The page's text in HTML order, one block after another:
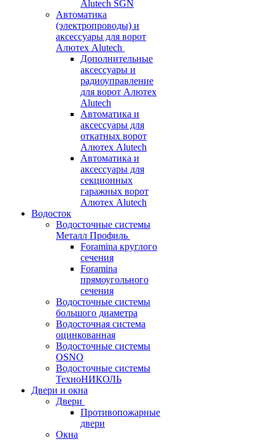
Alutech SGN
Автоматика
(электропроводы) и
аксессуары для ворот
Алютех Alutech
Дополнительные
аксессуары и
радиоуправление
для ворот Алютех
Alutech
Автоматика и
аксессуары для
откатных ворот
Алютех Alutech
Автоматика и
аксессуары для
секционных
гаражных ворот
Алютех Alutech
Водосток
Водосточные системы
Металл Профиль
Foramina круглого
сечения
Foramina
прямоугольного
сечения
Водосточные системы
большого диаметра
Водосточная система
оцинкованная
Водосточные системы
OSNO
Водосточные системы
ТехноНИКОЛЬ
Двери и окна
Двери
Противопожарные
двери
Окна